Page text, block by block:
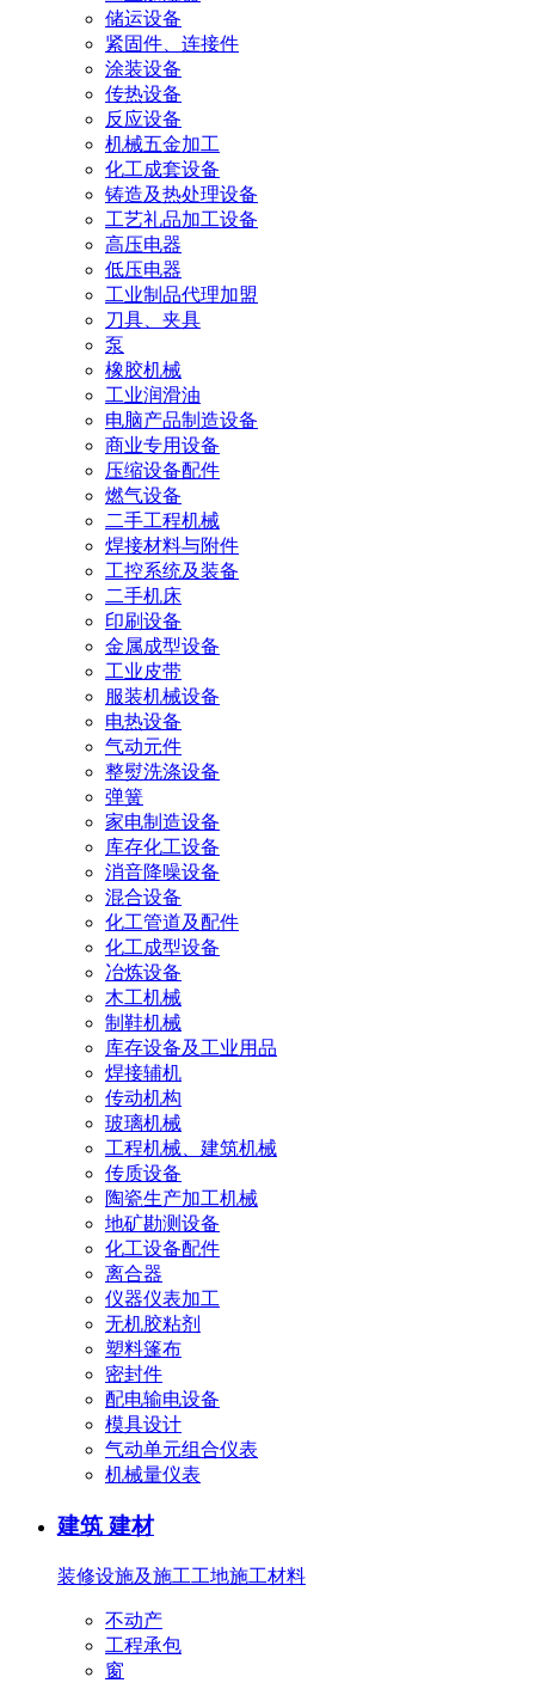
储运设备
紧固件、连接件
涂装设备
传热设备
反应设备
机械五金加工
化工成套设备
铸造及热处理设备
工艺礼品加工设备
高压电器
低压电器
工业制品代理加盟
刀具、夹具
泵
橡胶机械
工业润滑油
电脑产品制造设备
商业专用设备
压缩设备配件
燃气设备
二手工程机械
焊接材料与附件
工控系统及装备
二手机床
印刷设备
金属成型设备
工业皮带
服装机械设备
电热设备
气动元件
整熨洗涤设备
弹簧
家电制造设备
库存化工设备
消音降噪设备
混合设备
化工管道及配件
化工成型设备
冶炼设备
木工机械
制鞋机械
库存设备及工业用品
焊接辅机
传动机构
玻璃机械
工程机械、建筑机械
传质设备
陶瓷生产加工机械
地矿勘测设备
化工设备配件
离合器
仪器仪表加工
无机胶粘剂
塑料篷布
密封件
配电输电设备
模具设计
气动单元组合仪表
机械量仪表
建筑 建材
装修设施及施工工地施工材料
不动产
工程承包
窗